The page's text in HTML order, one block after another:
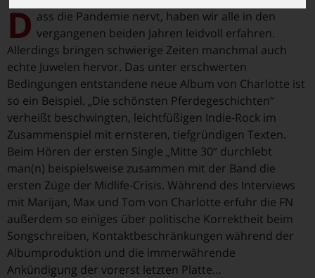
D ass die Pandemie nervt, haben wir alle in den
vergangenen beiden Jahren leidvoll erfahren.
Allerdings bringen schwierige Zeiten manchmal auch
echte Juwelen hervor. Das unter erschwerten
Bedingungen entstandene neue Album von Charlotte ist
so ein Beispiel. „Die schönsten Pferdegeschichten“
verheißt beschwingten, leichtfüßigen Indie-Rock im
Zusammenspiel mit ernsteren, tiefgründigen Texten.
Beim Hören der ersten Single „Mitte 30“ durchlebt
man(n) beispielsweise zusammen mit der Band die
ersten Züge der Midlife-Crisis. Während des Interviews
mit Marijan, Max und Tom von Charlotte erfuhr die FN
außerdem so einiges über politische Korrektheit beim
Songschreiben, Kontaktbeschränkungen während der
Albumproduktion und die immerwährende
Ankündigung der vorerst letzten Platte…